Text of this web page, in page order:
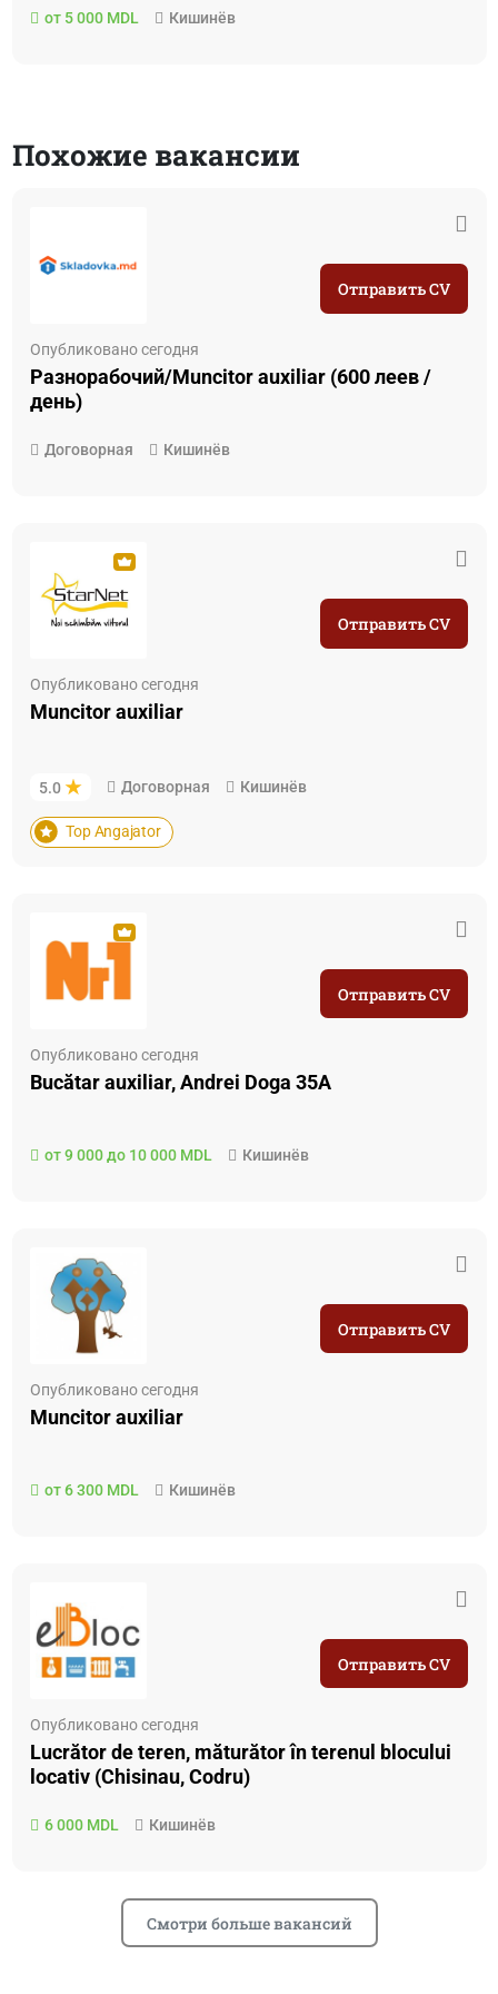
от 5 000 MDL Кишинёв
Похожие вакансии
Опубликовано сегодня
Разнорабочий/Muncitor auxiliar (600 леев /
день)
Договорная Кишинёв
Отправить CV
Опубликовано сегодня
Muncitor auxiliar
5.0 Договорная Кишинёв
Top Angajator
Отправить CV
Опубликовано сегодня
Bucătar auxiliar, Andrei Doga 35A
от 9 000 до 10 000 MDL Кишинёв
Отправить CV
Опубликовано сегодня
Muncitor auxiliar
от 6 300 MDL Кишинёв
Отправить CV
Опубликовано сегодня
Lucrător de teren, măturător în terenul blocului
locativ (Chisinau, Codru)
6 000 MDL Кишинёв
Отправить CV
Смотри больше вакансий